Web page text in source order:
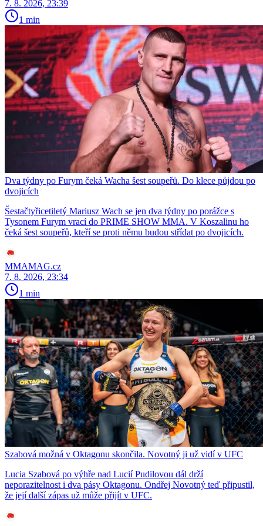
7. 8. 2026, 23:39
1 min
Dva týdny po Furym čeká Wacha šest soupeřů. Do klece půjdou po
dvojicích
Šestačtyřicetiletý Mariusz Wach se jen dva týdny po porážce s
Tysonem Furym vrací do PRIME SHOW MMA. V Koszalinu ho
čeká šest soupeřů, kteří se proti němu budou střídat po dvojicích.
MMAMAG.cz
7. 8. 2026, 23:34
1 min
Szabová možná v Oktagonu skončila. Novotný ji už vidí v UFC
Lucia Szabová po výhře nad Lucií Pudilovou dál drží
neporazitelnost i dva pásy Oktagonu. Ondřej Novotný teď připustil,
že její další zápas už může přijít v UFC.